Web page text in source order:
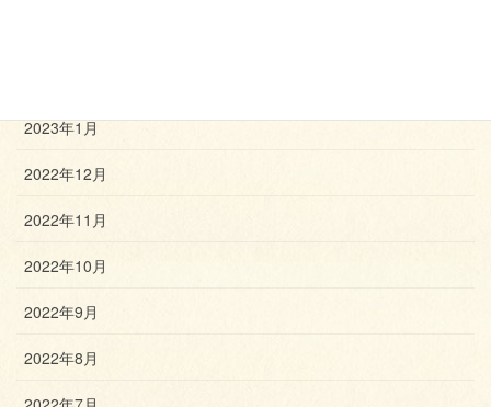
2023年1月
2022年12月
2022年11月
2022年10月
2022年9月
2022年8月